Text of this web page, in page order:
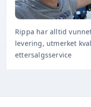
Rippa har alltid
levering, utmerket
ettersalgsservice